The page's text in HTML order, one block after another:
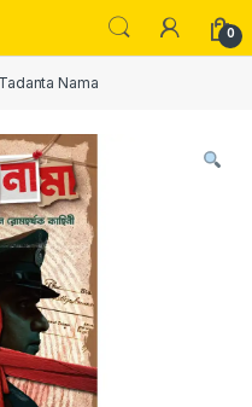
0
Tadanta Nama